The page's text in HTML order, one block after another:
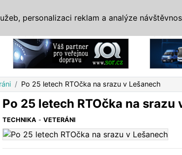
Po 25 letech RTOčka na srazu v Lešanech
Po 25 letech RTOčka na srazu
TECHNIKA -VETERÁNI
personalizaci reklam a analýze